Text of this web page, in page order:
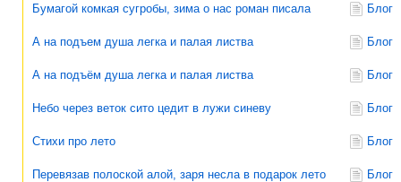
Бумагой комкая сугробы, зима о нас роман писала Блог
А на подъем душа легка и палая листва Блог
А на подъём душа легка и палая листва Блог
Небо через веток сито цедит в лужи синеву Блог
Стихи про лето Блог
Перевязав полоской алой, заря несла в подарок лето Блог